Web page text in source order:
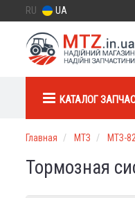
RU UA
КАТАЛОГ
Главная МТЗ МТЗ-
Тормозная